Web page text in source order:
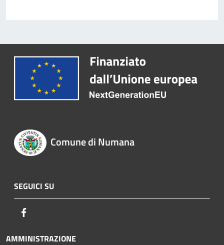
Comune di Numana
SEGUICI SU
AMMINISTRAZIONE